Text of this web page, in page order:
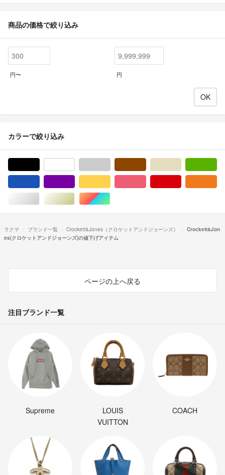
商品の価格で絞り込み
円〜 円
カラーで絞り込み
シルバー/銀色系ゴールド/金色系マルチカラー
ラクマ ブランド一覧 Crockett&Jones（クロケットアンドジョーンズ）
Crockett&Jon
es(クロケットアンドジョーンズ)の値下げアイテム
ページの上へ戻る
注目ブランド一覧
Supreme
LOUIS
VUITTON
COACH